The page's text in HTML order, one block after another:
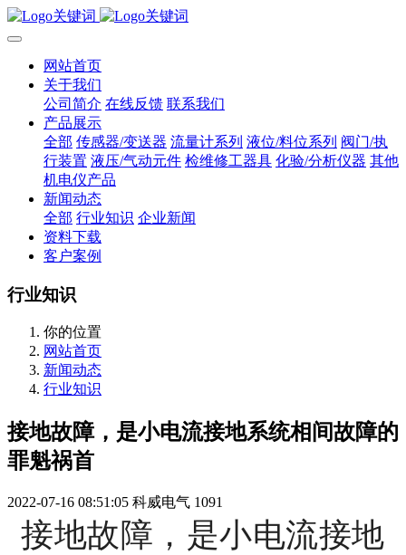
网站首页
关于我们
公司简介 在线反馈 联系我们
产品展示
全部 传感器/变送器 流量计系列 液位/料位系列 阀门/执
行装置 液压/气动元件 检维修工器具 化验/分析仪器 其他
机电仪产品
新闻动态
全部 行业知识 企业新闻
资料下载
客户案例
行业知识
你的位置
网站首页
新闻动态
行业知识
接地故障，是小电流接地系统相间故障的
罪魁祸首
2022-07-16 08:51:05 科威电气 1091
接地故障，是小电流接地